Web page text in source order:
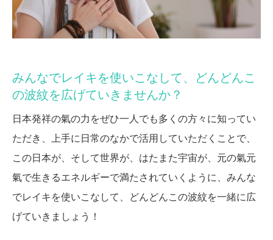
みんなでレイキを使いこなして、どんどんこ
の波紋を広げていきませんか？
日本発祥の氣の力をぜひ一人でも多くの方々に知ってい
ただき、上手に日常のなかで活用していただくことで、
この日本が、そして世界が、はたまた宇宙が、元の氣元
氣で生きるエネルギーで満たされていくように、みんな
でレイキを使いこなして、どんどんこの波紋を一緒に広
げていきましょう！